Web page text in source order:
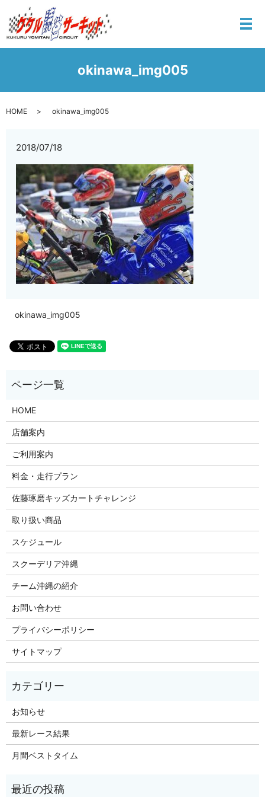
メ
okinawa_img005
HOME okinawa_img005
2018/07/18
okinawa_img005
HOME
店舗案内
ご利用案内
料金・走行プラン
佐藤琢磨キッズカートチャレンジ
取り扱い商品
スケジュール
スクーデリア沖縄
チーム沖縄の紹介
お問い合わせ
プライバシーポリシー
サイトマップ
お知らせ
最新レース結果
月間ベストタイム